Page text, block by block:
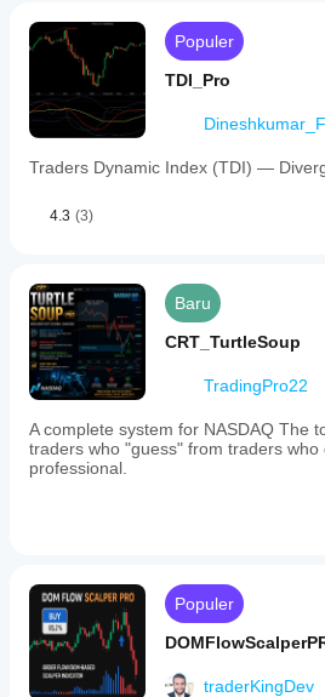
Populer
TDI_Pro
Traders Dynamic Index (TDI) —
4.3 (3)
Baru
CRT_TurtleSoup
TradingPro22
A complete system for NASDAQ The
traders who "guess" from traders who
professional.
Populer
traderKingDev